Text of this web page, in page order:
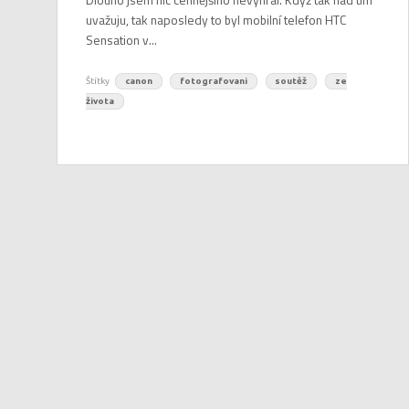
uvažuju, tak naposledy to byl mobilní telefon HTC
Sensation v...
Štítky canon fotografovani soutěž
ze
života